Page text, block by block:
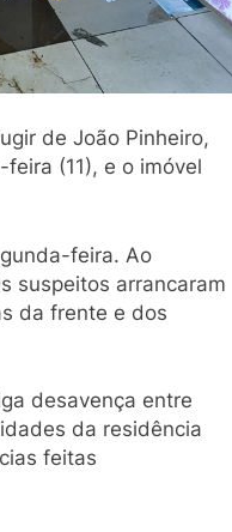
de João Pinheiro,
(11), e o imóvel
feira. Ao
suspeitos arrancaram
da frente e dos
desavença entre
da residência
feitas